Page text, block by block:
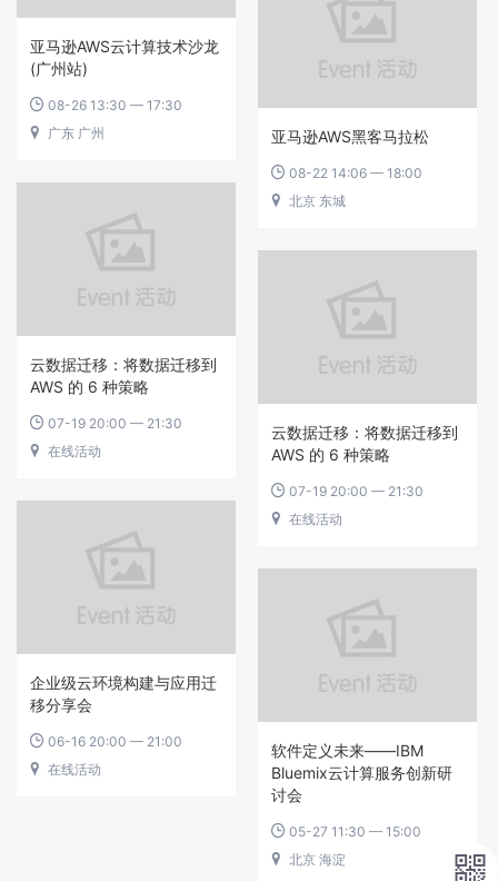
亚马逊AWS云计算技术沙龙
(广州站)
 08-26 13:30 — 17:30
 广东 广州 亚马逊AWS黑客马拉松
 08-22 14:06 — 18:00
 北京 东城
云数据迁移：将数据迁移到
AWS 的 6 种策略
 07-19 20:00 — 21:30
 在线活动
云数据迁移：将数据迁移到
AWS 的 6 种策略
 07-19 20:00 — 21:30
 在线活动
企业级云环境构建与应用迁
移分享会
 06-16 20:00 — 21:00
 在线活动
软件定义未来——IBM
Bluemix云计算服务创新研
讨会
 05-27 11:30 — 15:00
 北京 海淀 